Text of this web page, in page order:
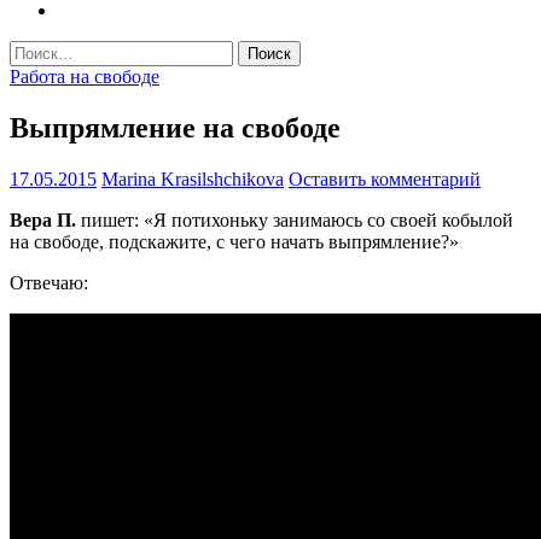
Найти:
Работа на свободе
Выпрямление на свободе
17.05.2015 Marina Krasilshchikova Оставить комментарий
Вера П. пишет: «Я потихоньку занимаюсь со своей кобылой
на свободе, подскажите, с чего начать выпрямление?»
Отвечаю: